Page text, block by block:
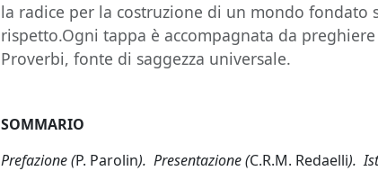
la radice per la costruzione di un mondo fondato
rispetto.Ogni tappa è accompagnata da
Proverbi, fonte di saggezza universale.
SOMMARIO
Prefazione (P. Parolin). Presentazione (C.R.M. Redaelli).